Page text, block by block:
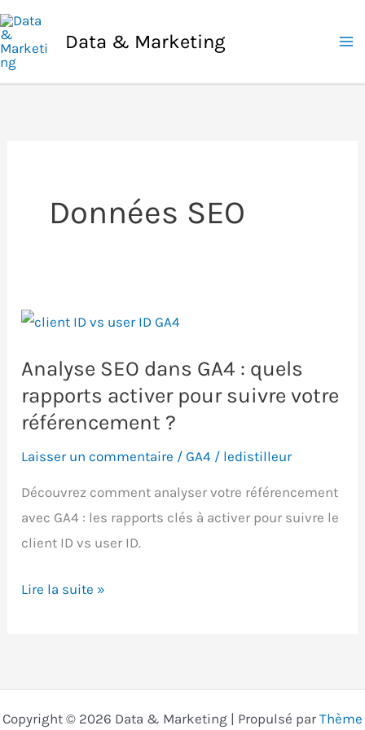
Aller
au
contenu
Data & Marketing
Données SEO
Analyse SEO dans GA4 : quels
rapports activer pour suivre votre
référencement ?
Laisser un commentaire /GA4 / ledistilleur
Découvrez comment analyser votre référencement
avec GA4 : les rapports clés à activer pour suivre le
client ID vs user ID.
Analyse
:
quels
Lire la suite »
Copyright © 2026 Data & Marketing | Propulsé par Thème